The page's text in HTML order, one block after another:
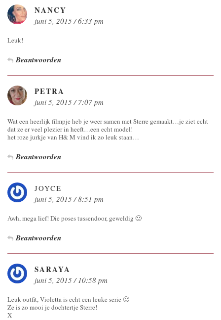
NANCY
juni 5, 2015 / 6:33 pm
Leuk!
Beantwoorden
PETRA
juni 5, 2015 / 7:07 pm
Wat een heerlijk filmpje heb je weer samen met Sterre gemaakt…je ziet echt
dat ze er veel plezier in heeft…een echt model!
het roze jurkje van H& M vind ik zo leuk staan…
Beantwoorden
JOYCE
juni 5, 2015 / 8:51 pm
Awh, mega lief! Die poses tussendoor, geweldig 🙂
Beantwoorden
SARAYA
juni 5, 2015 / 10:58 pm
Leuk outfit, Violetta is echt een leuke serie 🙂
Ze is zo mooi je dochtertje Sterre!
X